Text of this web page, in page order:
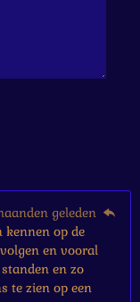
geleden
kennen op de
en vooral
en zo
te zien op een